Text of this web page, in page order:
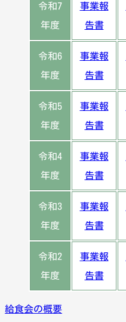
令和7
年度
事業報
告書
令和6
年度
事業報
告書
令和5
年度
事業報
告書
令和4
年度
事業報
告書
令和3
年度
事業報
告書
令和2
年度
事業報
告書
給食会の概要